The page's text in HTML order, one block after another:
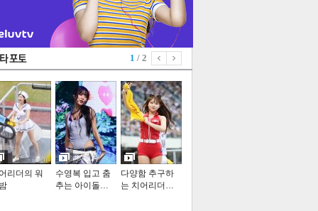
1 / 2
리더의 워
수영복 입고 춤
추는 아이돌…
다양함 추구하
는 치어리더…